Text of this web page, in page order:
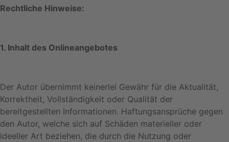
Rechtliche Hinweise:
1. Inhalt des Onlineangebotes
Der Autor übernimmt keinerlei Gewähr für die Aktualität,
Korrektheit, Vollständigkeit oder Qualität der
bereitgestellten Informationen. Haftungsansprüche gegen
den Autor, welche sich auf Schäden materieller oder
ideeller Art beziehen, die durch die Nutzung oder